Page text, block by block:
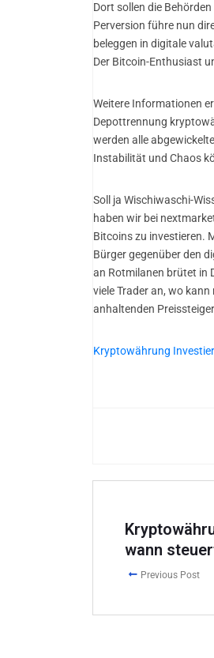
Dort sollen die
Perversion führe nun
beleggen in digitale
Der Bitcoin-Enthusiast
Weitere Informationen
Depottrennung
werden alle
Instabilität und Chaos
Soll ja Wischiwaschi-
haben wir bei
Bitcoins zu investieren.
Bürger gegenüber den
an Rotmilanen brütet in
viele Trader an, wo
anhaltenden
Kryptowährung
wann
Previous Post